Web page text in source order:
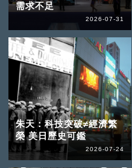
需求不足
2026-07-31
朱天：科技突破≠經濟繁
榮 美日歷史可鑑
2026-07-24